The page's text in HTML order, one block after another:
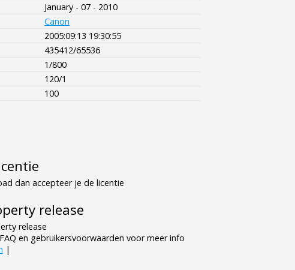
January - 07 - 2010
Canon
2005:09:13 19:30:55
435412/65536
1/800
120/1
100
dan accepteer je de licentie
release
release
en gebruikersvoorwaarden voor meer info
|